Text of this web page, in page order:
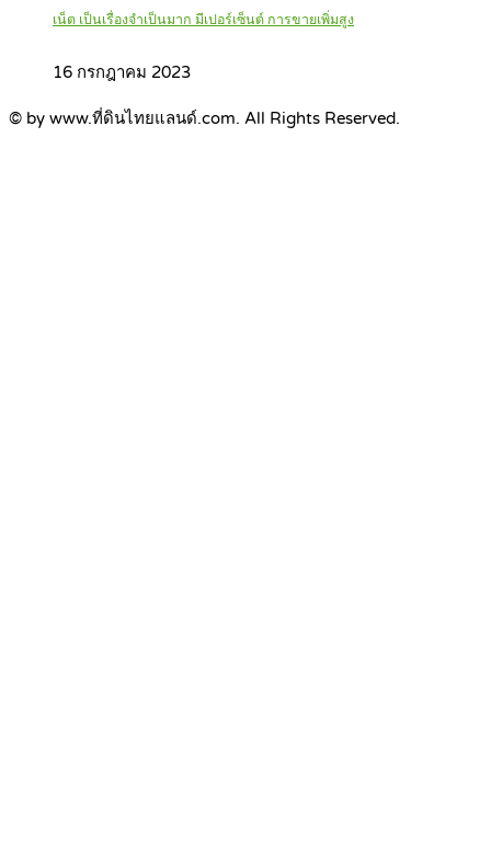
เน็ต เป็นเรื่องจำเป็นมาก มีเปอร์เซ็นต์ การขายเพิ่มสูง
16 กรกฎาคม 2023
© by www.ที่ดินไทยแลนด์.com. All Rights Reserved.